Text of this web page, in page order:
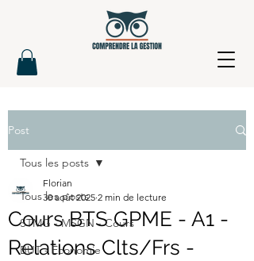
Post
Tous les posts
STMG - MSGN - Cours
BUT - Economie
Tous les posts
Cours BTS GPME - A1 -
Relations Clts/Frs -
Florian
30 août 2025 2 min de lecture